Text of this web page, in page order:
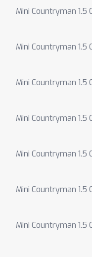
Mini Countryman 1.5
Mini Countryman 1.5
Mini Countryman 1.5
Mini Countryman 1.5
Mini Countryman 1.5
Mini Countryman 1.5
Mini Countryman 1.5